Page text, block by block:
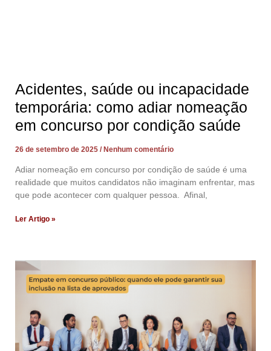
Acidentes, saúde ou incapacidade
temporária: como adiar nomeação
em concurso por condição saúde
26 de setembro de 2025 Nenhum comentário
Adiar nomeação em concurso por condição de saúde é uma
realidade que muitos candidatos não imaginam enfrentar, mas
que pode acontecer com qualquer pessoa. Afinal,
Ler Artigo »